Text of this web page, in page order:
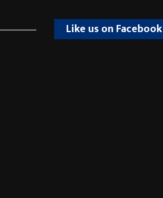
Like us on Facebook